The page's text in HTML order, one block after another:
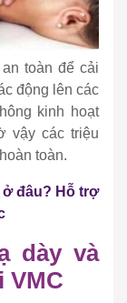
toàn để cải
động lên các
kinh hoạt
vậy các triệu
toàn.
đâu? Hỗ trợ
dày và
VMC